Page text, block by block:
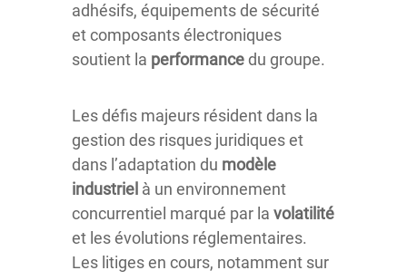
adhésifs, équipements de sécurité
et composants électroniques
soutient la performance du groupe.
Les défis majeurs résident dans la
gestion des risques juridiques et
dans l’adaptation du modèle
industriel à un environnement
concurrentiel marqué par la volatilité
et les évolutions réglementaires.
Les litiges en cours, notamment sur